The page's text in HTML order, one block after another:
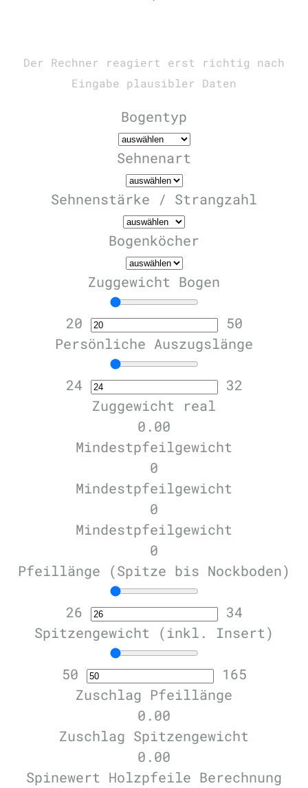
Der Rechner reagiert erst richtig nach
Eingabe plausibler Daten
Bogentyp
Sehnenart
Sehnenstärke / Strangzahl
Bogenköcher
Zuggewicht Bogen
20
50
Persönliche Auszugslänge
24
32
Zuggewicht real
0.00
Mindestpfeilgewicht
0
Mindestpfeilgewicht
0
Mindestpfeilgewicht
0
Pfeillänge (Spitze bis Nockboden)
26
34
Spitzengewicht (inkl. Insert)
50
165
Zuschlag Pfeillänge
0.00
Zuschlag Spitzengewicht
0.00
Spinewert Holzpfeile Berechnung